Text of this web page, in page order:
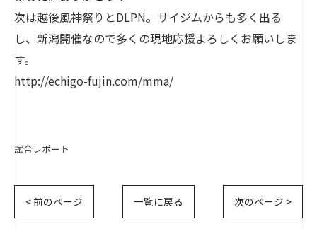
次は越後風神祭りとDLPN。サイジムからも多く出る
し、新潟開催なので多くの現地応援よろしくお願いしま
す。
http://echigo-fujin.com/mma/
試合レポート
< 前のページ 一覧に戻る 次のページ >